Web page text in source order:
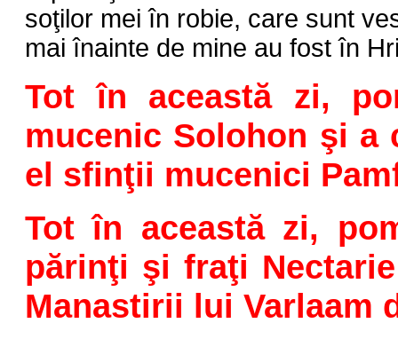
soţilor mei în robie, care sunt
mai înainte de mine au fost în
Tot în această zi,
mucenic Solohon şi a
el sfinţii mucenici
Tot în această zi,
părinţi şi fraţi
Manastirii lui Varlaam